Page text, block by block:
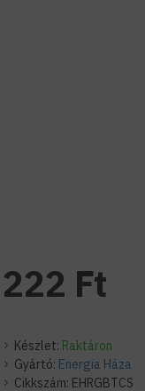
Készlet: Raktáron
Gyártó: Energia Háza
Cikkszám: EHRGBTCS
222 Ft